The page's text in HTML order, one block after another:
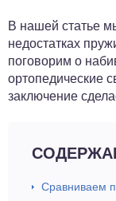
В нашей статье
недостатках
поговорим о
ортопедические
заключение
Сравниваем